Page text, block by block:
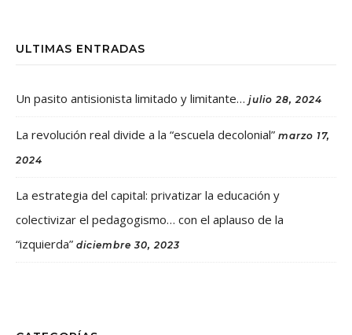
ULTIMAS ENTRADAS
Un pasito antisionista limitado y limitante… julio 28, 2024
La revolución real divide a la “escuela decolonial” marzo 17,
2024
La estrategia del capital: privatizar la educación y
colectivizar el pedagogismo… con el aplauso de la
“izquierda” diciembre 30, 2023